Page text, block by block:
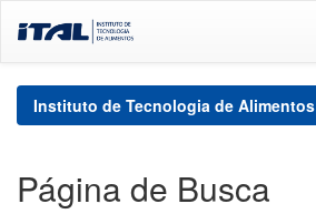
navigation
Instituto de Tecnologia de Alimentos
Página de Busca